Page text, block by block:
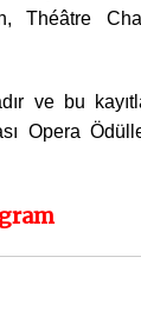
Théâtre
ve bu
Opera